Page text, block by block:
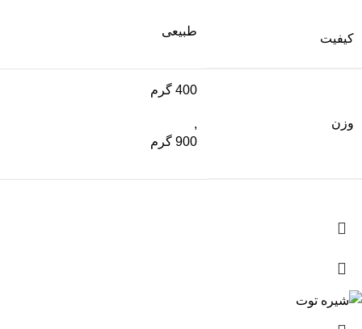
کیفیت
طبیعی
وزن
400 گرم
,
900 گرم